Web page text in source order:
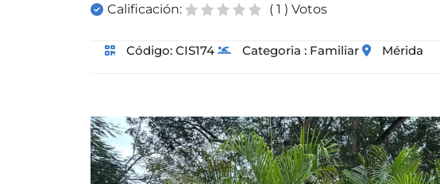
Calificación: ( 1 ) Votos
Código: CIS174 Categoria : Familiar Mérida